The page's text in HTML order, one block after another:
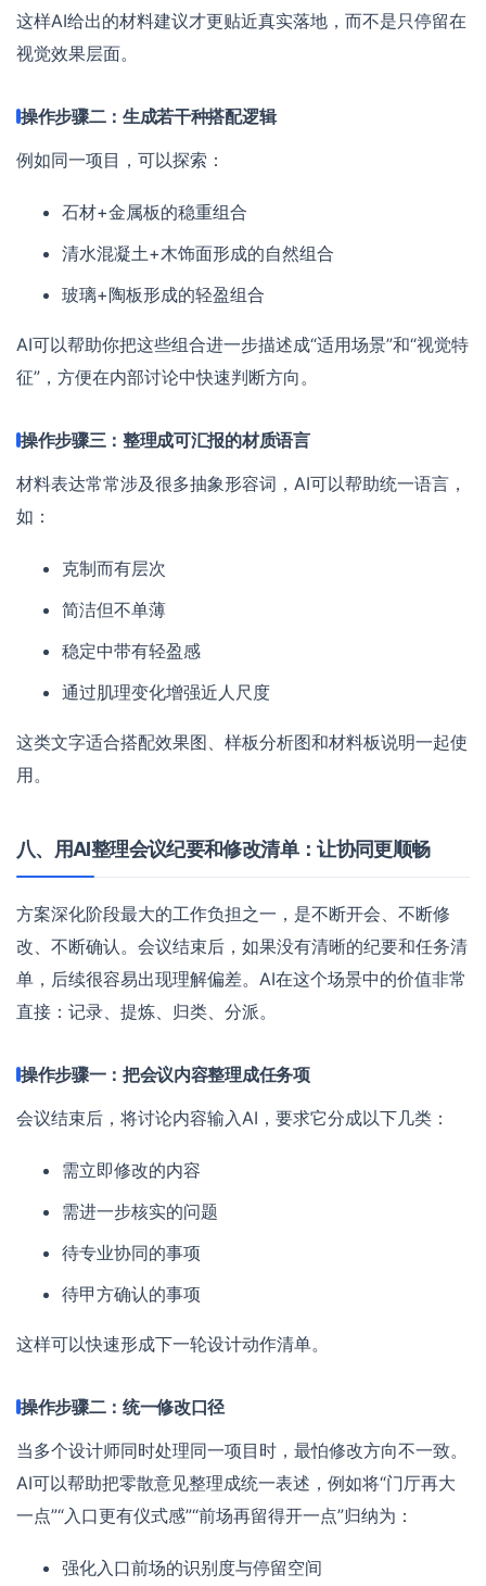
这样AI给出的材料建议才更贴近真实落地，而不是只停留在
视觉效果层面。
操作步骤二：生成若干种搭配逻辑
例如同一项目，可以探索：
石材+金属板的稳重组合
清水混凝土+木饰面形成的自然组合
玻璃+陶板形成的轻盈组合
AI可以帮助你把这些组合进一步描述成“适用场景”和“视觉特
征”，方便在内部讨论中快速判断方向。
操作步骤三：整理成可汇报的材质语言
材料表达常常涉及很多抽象形容词，AI可以帮助统一语言，
如：
克制而有层次
简洁但不单薄
稳定中带有轻盈感
通过肌理变化增强近人尺度
这类文字适合搭配效果图、样板分析图和材料板说明一起使
用。
八、用AI整理会议纪要和修改清单：让协同更顺畅
方案深化阶段最大的工作负担之一，是不断开会、不断修
改、不断确认。会议结束后，如果没有清晰的纪要和任务清
单，后续很容易出现理解偏差。AI在这个场景中的价值非常
直接：记录、提炼、归类、分派。
操作步骤一：把会议内容整理成任务项
会议结束后，将讨论内容输入AI，要求它分成以下几类：
需立即修改的内容
需进一步核实的问题
待专业协同的事项
待甲方确认的事项
这样可以快速形成下一轮设计动作清单。
操作步骤二：统一修改口径
当多个设计师同时处理同一项目时，最怕修改方向不一致。
AI可以帮助把零散意见整理成统一表述，例如将“门厅再大
一点”“入口更有仪式感”“前场再留得开一点”归纳为：
强化入口前场的识别度与停留空间